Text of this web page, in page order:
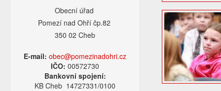
Obecní úřad
Pomezí nad Ohří čp.82
350 02 Cheb
E-mail: obec@pomezinadohri.cz
IČO:00572730
Bankovní spojení:
KB Cheb 14727331/0100